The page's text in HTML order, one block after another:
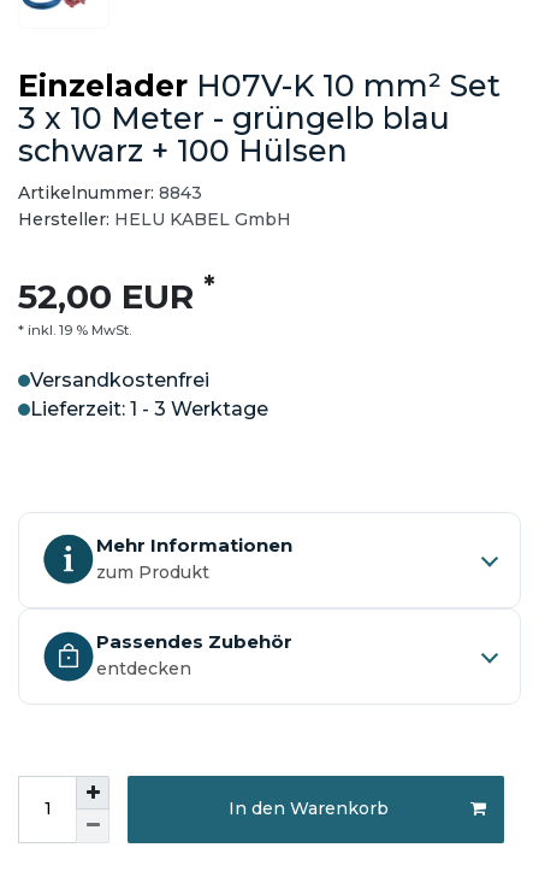
Einzelader H07V-K 10 mm² Set
3 x 10 Meter - grüngelb blau
schwarz + 100 Hülsen
Artikelnummer: 8843
Hersteller: HELU KABEL GmbH
52,00 EUR *
* inkl. 19 % MwSt.
Versandkostenfrei
Lieferzeit: 1 - 3 Werktage
Mehr Informationen
zum Produkt
Passendes Zubehör
entdecken
In den Warenkorb